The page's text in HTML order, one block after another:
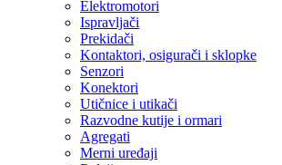
Elektromotori
Ispravljači
Prekidači
Kontaktori, osigurači i sklopke
Senzori
Konektori
Utičnice i utikači
Razvodne kutije i ormari
Agregati
Merni uređaji